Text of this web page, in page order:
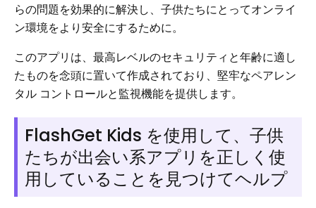
らの問題を効果的に解決し、子供たちにとってオンライ
ン環境をより安全にするために。
このアプリは、最高レベルのセキュリティと年齢に適し
たものを念頭に置いて作成されており、堅牢なペアレン
タル コントロールと監視機能を提供します。
FlashGet Kids を使用して、子供
たちが出会い系アプリを正しく使
用していることを見つけてヘルプ